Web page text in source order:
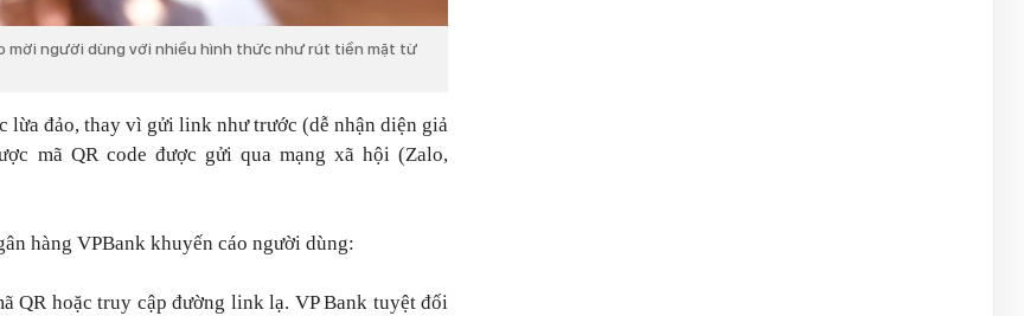
mời người dùng với nhiều hình thức như rút tiền mặt từ
lừa đảo, thay vì gửi link như trước (dễ nhận diện giả
mã QR code được gửi qua mạng xã hội (Zalo,
hàng VPBank khuyến cáo người dùng:
QR hoặc truy cập đường link lạ. VP Bank tuyệt đối